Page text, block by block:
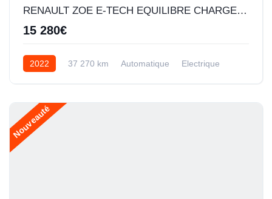
RENAULT ZOE E-TECH EQUILIBRE CHARGE NORMALE R110 ACHAT INTEGRAL - MY22
15 280€
2022 37 270 km Automatique Electrique
Nouveauté